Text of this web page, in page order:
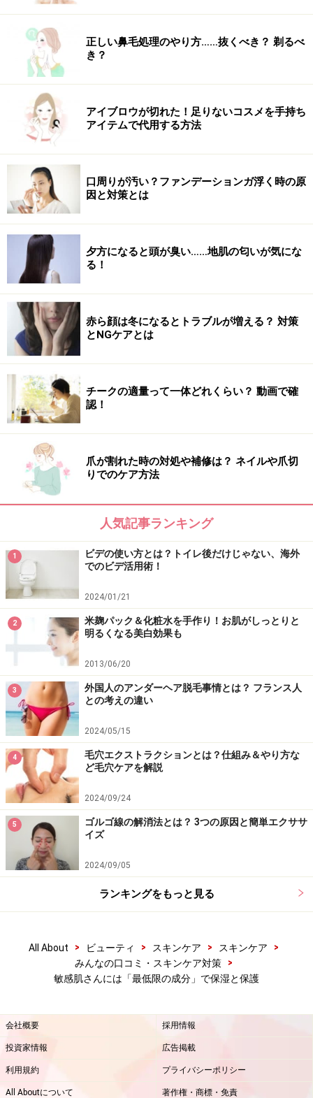
正しい鼻毛処理のやり方……抜くべき？ 剃るべ
き？
アイブロウが切れた！足りないコスメを手持ち
アイテムで代用する方法
口周りが汚い？ファンデーションガ浮く時の原
因と対策とは
夕方になると頭が臭い……地肌の匂いが気にな
る！
赤ら顔は冬になるとトラブルが増える？ 対策
とNGケアとは
チークの適量って一体どれくらい？ 動画で確
認！
爪が割れた時の対処や補修は？ ネイルや爪切
りでのケア方法
人気記事ランキング
1
ビデの使い方とは？トイレ後だけじゃない、海外
でのビデ活用術！
2024/01/21
2
米麹パック＆化粧水を手作り！お肌がしっとりと
明るくなる美白効果も
2013/06/20
3
外国人のアンダーヘア脱毛事情とは？ フランス人
との考えの違い
2024/05/15
4
毛穴エクストラクションとは？仕組み＆やり方な
ど毛穴ケアを解説
2024/09/24
5
ゴルゴ線の解消法とは？ 3つの原因と簡単エクササ
イズ
2024/09/05
ランキングをもっと見る
All About > ビューティ > スキンケア > スキンケア
>
みんなの口コミ・スキンケア対策
>
敏感肌さんには「最低限の成分」で保湿と保護
会社概要 採用情報
投資家情報 広告掲載
利用規約 プライバシーポリシー
All Aboutについて 著作権・商標・免責